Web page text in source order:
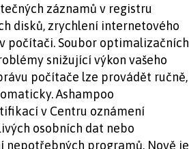
záznamů v registru
disků, zrychlení internetového
počítači. Soubor optimalizačních
snižující výkon vašeho
počítače lze provádět ručně,
Ashampoo
v Centru oznámení
osobních dat nebo
programů. Nově je